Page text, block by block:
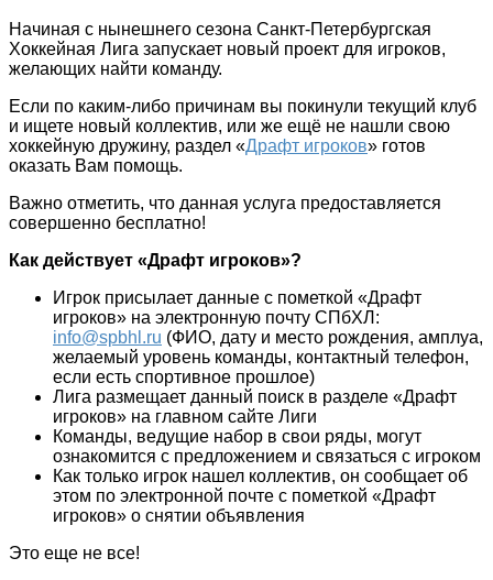
Начиная с нынешнего сезона Санкт-Петербургская
Хоккейная Лига запускает новый проект для игроков,
желающих найти команду.
Если по каким-либо причинам вы покинули текущий клуб
и ищете новый коллектив, или же ещё не нашли свою
хоккейную дружину, раздел «Драфт игроков» готов
оказать Вам помощь.
Важно отметить, что данная услуга предоставляется
совершенно бесплатно!
Как действует «Драфт игроков»?
Игрок присылает данные с пометкой «Драфт
игроков» на электронную почту СПбХЛ:
info@spbhl.ru (ФИО, дату и место рождения, амплуа,
желаемый уровень команды, контактный телефон,
если есть спортивное прошлое)
Лига размещает данный поиск в разделе «Драфт
игроков» на главном сайте Лиги
Команды, ведущие набор в свои ряды, могут
ознакомится с предложением и связаться с игроком
Как только игрок нашел коллектив, он сообщает об
этом по электронной почте с пометкой «Драфт
игроков» о снятии объявления
Это еще не все!